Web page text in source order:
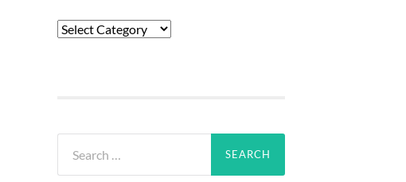
Categories
for: